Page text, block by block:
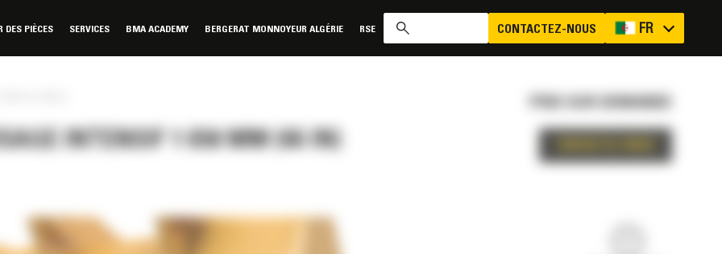
DES PIÈCES SERVICES BMA ACADEMY BERGERAT MONNOYEUR ALGÉRIE RSE CONTACTEZ-NOUS FR
INTENSIF 1 650 MM (66 IN)